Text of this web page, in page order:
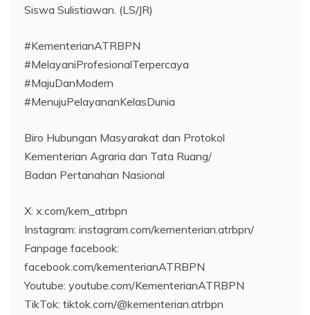
Siswa Sulistiawan. (LS/JR)
#KementerianATRBPN
#MelayaniProfesionalTerpercaya
#MajuDanModern
#MenujuPelayananKelasDunia
Biro Hubungan Masyarakat dan Protokol
Kementerian Agraria dan Tata Ruang/
Badan Pertanahan Nasional
X: x.com/kem_atrbpn
Instagram: instagram.com/kementerian.atrbpn/
Fanpage facebook:
facebook.com/kementerianATRBPN
Youtube: youtube.com/KementerianATRBPN
TikTok: tiktok.com/@kementerian.atrbpn